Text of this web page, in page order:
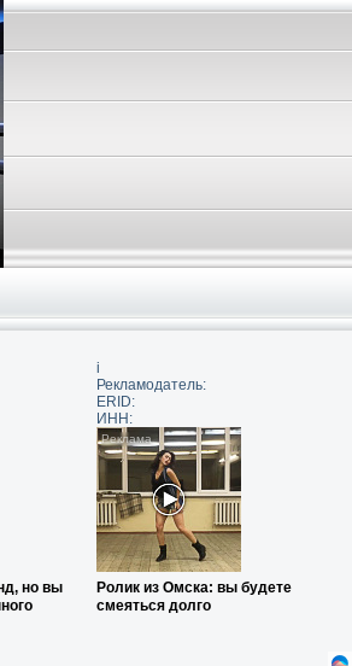
но вы
i
Рекламодатель:
ERID:
ИНН:
Ролик из Омска: вы будете
смеяться долго